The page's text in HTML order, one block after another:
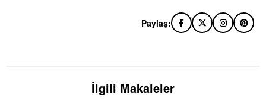
Paylaş:
İlgili Makaleler